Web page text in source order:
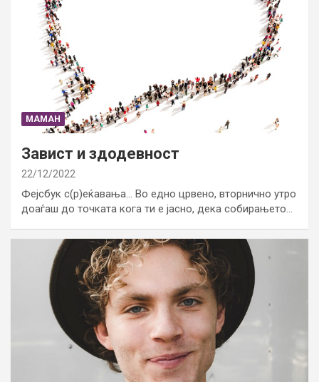
МАМАН
Завист и здодевност
22/12/2022
Фејсбук с(р)еќавања… Во едно црвено, вторнично утро
доаѓаш до точката кога ти е јасно, дека собирањето…